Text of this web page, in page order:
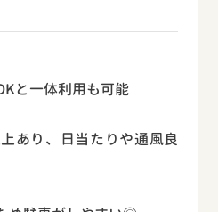
と一体利用も可能
あり、日当たりや通風良